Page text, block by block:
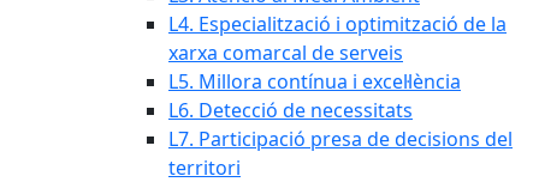
L4. Especialització i optimització de la
xarxa comarcal de serveis
L5. Millora contínua i excel·lència
L6. Detecció de necessitats
L7. Participació presa de decisions del
territori